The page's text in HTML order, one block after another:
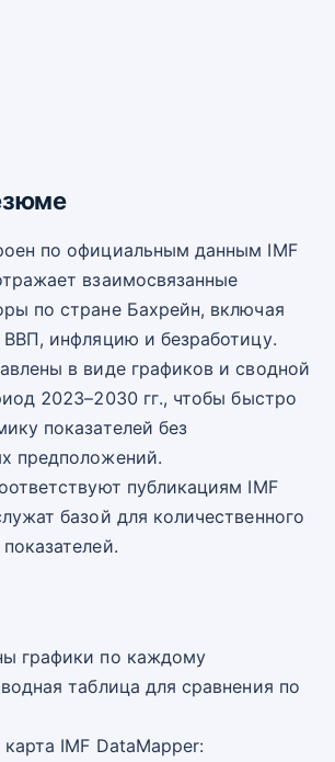
по официальным данным IMF
взаимосвязанные
по стране Бахрейн, включая
инфляцию и безработицу.
в виде графиков и сводной
2023–2030 гг., чтобы быстро
показателей без
предположений.
публикациям IMF
базой для количественного
графики по каждому
таблица для сравнения по
IMF DataMapper: